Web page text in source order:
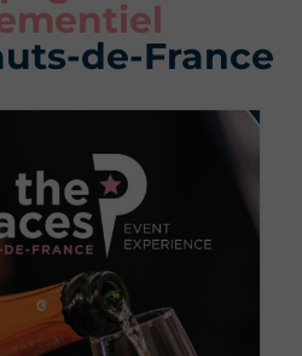
de-France